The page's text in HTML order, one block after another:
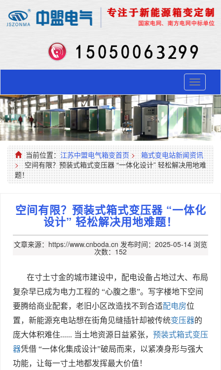
Toggle
当前位置：江苏中盟电气箱变首页 >
箱式变电站新闻资讯
> 空间有限？预装式箱式变压器 “一体化设计” 轻松解决用地难
题！
空间有限？预装式箱式变压器 “一体化
设计” 轻松解决用地难题！
文章来源：https://www.cnboda.cn 发布时间：2025-05-14 浏览
次数：152
在寸土寸金的城市建设中，配电设备占地过大、布局
复杂早已成为电力工程的 “心腹之患”。写字楼地下空间
要腾给商业配套，老旧小区改造找不到合适配电房位
置，新能源充电站想在街角见缝插针却被传统变压器的
庞大体积难住...... 当土地资源日益紧张， 预装式箱式变压
器凭借 “一体化集成设计”破局而来，以紧凑身形与强大
功能，让每一寸土地都发挥最大价值！